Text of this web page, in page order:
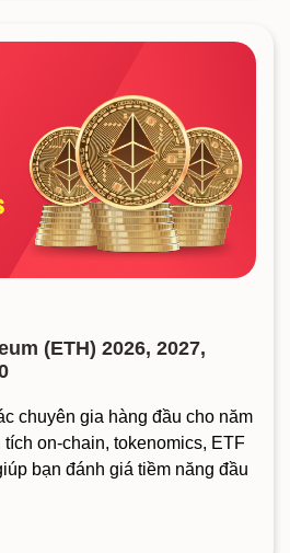
(ETH) 2026, 2027,
chuyên gia hàng đầu cho năm
on-chain, tokenomics, ETF
bạn đánh giá tiềm năng đầu